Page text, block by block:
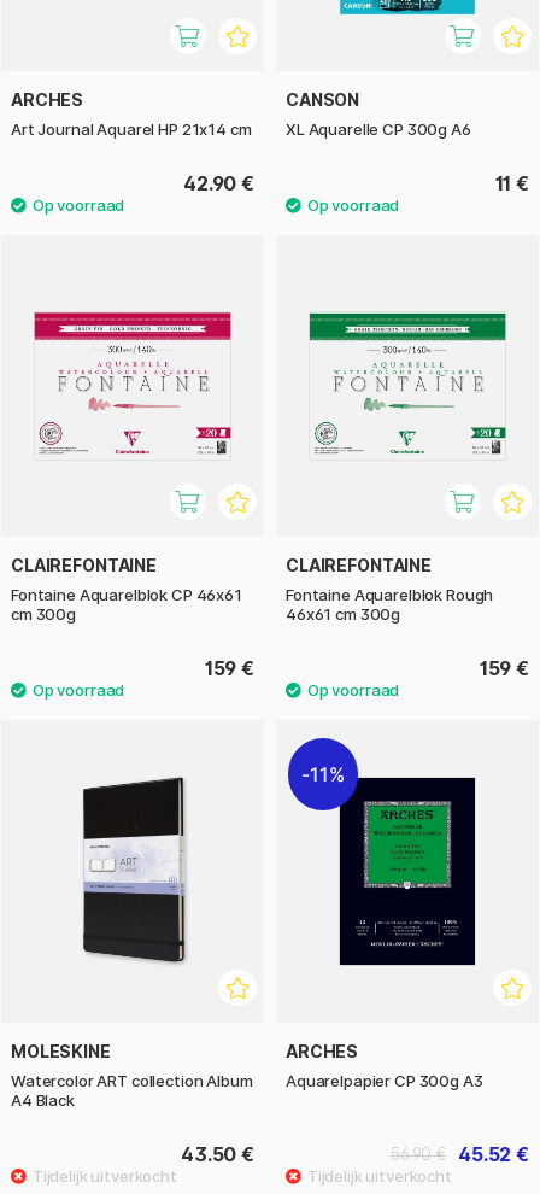
ARCHES
Art Journal Aquarel HP 21x14 cm
42.90 €
CANSON
XL Aquarelle CP 300g A6
11 €
CLAIREFONTAINE
Fontaine Aquarelblok CP 46x61
cm 300g
159 €
CLAIREFONTAINE
Fontaine Aquarelblok Rough
46x61 cm 300g
159 €
MOLESKINE
Watercolor ART collection Album
A4 Black
43.50 €
11%
ARCHES
Aquarelpapier CP 300g A3
45.52 €
56.90 €